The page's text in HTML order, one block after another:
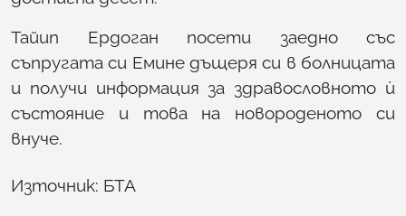
Тайип Ердоган посети заедно със
съпругата си Емине дъщеря си в болницата
и получи информация за здравословното ѝ
състояние и това на новороденото си
внуче.
Източник: БТА